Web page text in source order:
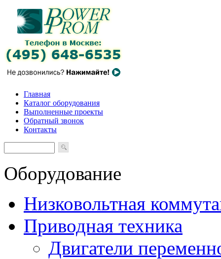
Главная
Каталог оборудования
Выполненные проекты
Обратный звонок
Контакты
Оборудование
Низковольтная
Приводная техника
Двигатели